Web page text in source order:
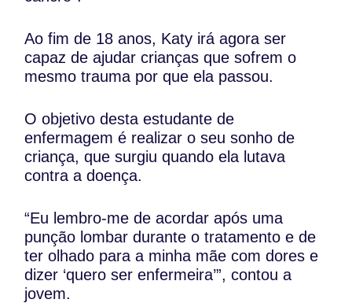
Ao fim de 18 anos, Katy irá agora ser
capaz de ajudar crianças que sofrem o
mesmo trauma por que ela passou.
O objetivo desta estudante de
enfermagem é realizar o seu sonho de
criança, que surgiu quando ela lutava
contra a doença.
“Eu lembro-me de acordar após uma
punção lombar durante o tratamento e de
ter olhado para a minha mãe com dores e
dizer ‘quero ser enfermeira’”, contou a
jovem.